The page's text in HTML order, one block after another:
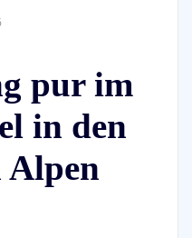
pur im
in den
Alpen